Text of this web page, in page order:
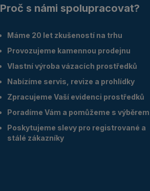
Proč s námi spolupracovat?
Máme 20 let zkušeností na trhu
Provozujeme kamennou prodejnu
Vlastní výroba vázacích prostředků
Nabízíme servis, revize a prohlídky
Zpracujeme Vaší evidenci prostředků
Poradíme Vám a pomůžeme s výběrem
Poskytujeme slevy pro registrované a
stálé zákazníky